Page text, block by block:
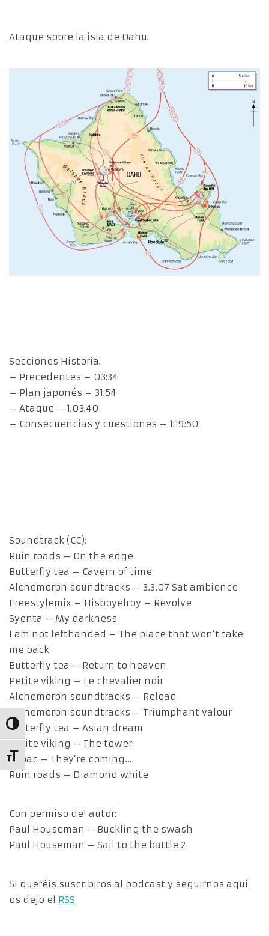
Alternar alto contraste
Alternar tamaño de letra
Ataque sobre la isla de Oahu:
Secciones Historia:
– Precedentes – 03:34
– Plan japonés – 31:54
– Ataque – 1:03:40
– Consecuencias y cuestiones – 1:19:50
Soundtrack (CC):
Ruin roads – On the edge
Butterfly tea – Cavern of time
Alchemorph soundtracks – 3.3.07 Sat ambience
Freestylemix – Hisboyelroy – Revolve
Syenta – My darkness
I am not lefthanded – The place that won’t take
me back
Butterfly tea – Return to heaven
Petite viking – Le chevalier noir
Alchemorph soundtracks – Reload
Alchemorph soundtracks – Triumphant valour
Butterfly tea – Asian dream
Petite viking – The tower
Zapac – They’re coming…
Ruin roads – Diamond white
Con permiso del autor:
Paul Houseman – Buckling the swash
Paul Houseman – Sail to the battle 2
Si queréis suscribiros al podcast y seguirnos aquí
os dejo el RSS